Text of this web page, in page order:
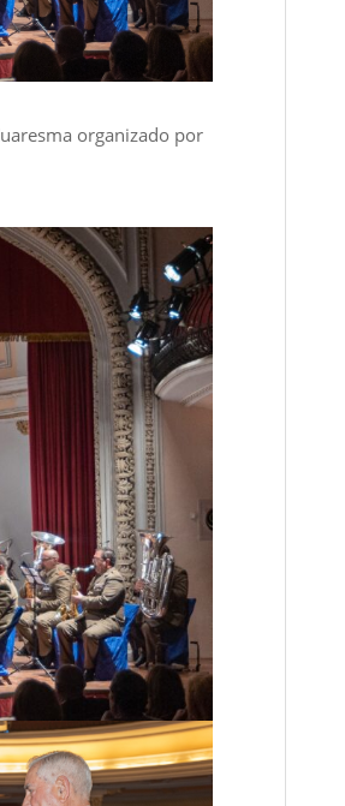
organizado por